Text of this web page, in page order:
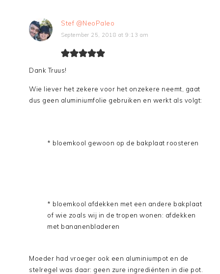
Stef @NeoPaleo
September 25, 2018 at 9:13 am
Dank Truus!
Wie liever het zekere voor het onzekere neemt, gaat
dus geen aluminiumfolie gebruiken en werkt als volgt:
* bloemkool gewoon op de bakplaat roosteren
* bloemkool afdekken met een andere bakplaat
of wie zoals wij in de tropen wonen: afdekken
met bananenbladeren
Moeder had vroeger ook een aluminiumpot en de
stelregel was daar: geen zure ingrediënten in die pot.